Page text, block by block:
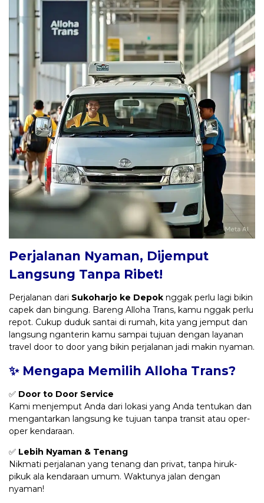
Perjalanan Nyaman, Dijemput
Langsung Tanpa Ribet!
Perjalanan dari Sukoharjo ke Depok nggak perlu lagi bikin
capek dan bingung. Bareng Alloha Trans, kamu nggak perlu
repot. Cukup duduk santai di rumah, kita yang jemput dan
langsung nganterin kamu sampai tujuan dengan layanan
travel door to door yang bikin perjalanan jadi makin nyaman.
✨ Mengapa Memilih Alloha Trans?
✅ Door to Door Service
Kami menjemput Anda dari lokasi yang Anda tentukan dan
mengantarkan langsung ke tujuan tanpa transit atau oper-
oper kendaraan.
✅ Lebih Nyaman & Tenang
Nikmati perjalanan yang tenang dan privat, tanpa hiruk-
pikuk ala kendaraan umum. Waktunya jalan dengan
nyaman!